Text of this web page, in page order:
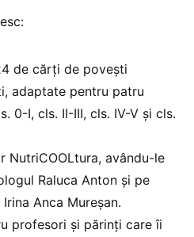
de cărți de povești
adaptate pentru patru
0-I, cls. II-III, cls. IV-V și cls.
NutriCOOLtura, avându-le
Raluca Anton și pe
Anca Mureșan.
profesori și părinți care îi